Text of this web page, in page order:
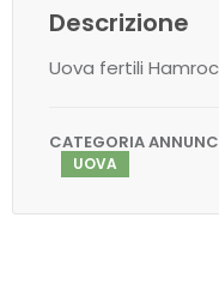
Descrizione
Uova fertili
CATEGORIA
UOVA